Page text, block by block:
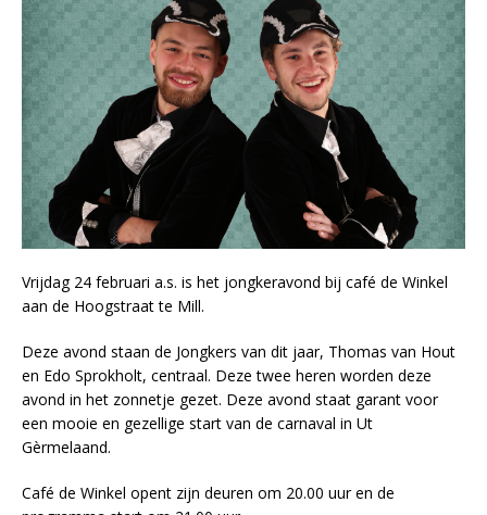
Vrijdag 24 februari a.s. is het jongkeravond bij café de Winkel
aan de Hoogstraat te Mill.
Deze avond staan de Jongkers van dit jaar, Thomas van Hout
en Edo Sprokholt, centraal. Deze twee heren worden deze
avond in het zonnetje gezet. Deze avond staat garant voor
een mooie en gezellige start van de carnaval in Ut
Gèrmelaand.
Café de Winkel opent zijn deuren om 20.00 uur en de